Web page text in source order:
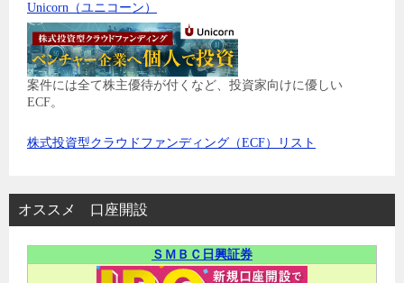
Unicorn（ユニコーン）
案件には全て株主優待が付くなど、投資家向けに優しい
ECF。
株式投資型クラウドファンディング（ECF）リスト
オススメ 口座開設
ＳＭＢＣ日興証券